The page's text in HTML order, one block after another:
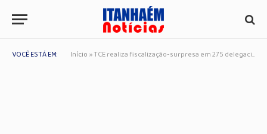
VOCÊ ESTÁ EM: Início »TCE realiza fiscalização-surpresa em 275 delegacias; seis são da Baixada Santista